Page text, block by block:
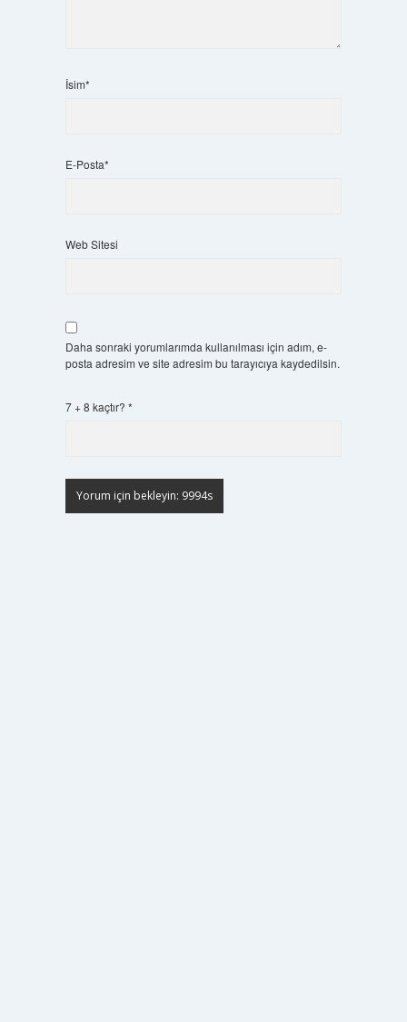
İsim*
E-Posta*
Web Sitesi
Daha sonraki yorumlarımda kullanılması için adım, e-
posta adresim ve site adresim bu tarayıcıya kaydedilsin.
7 + 8 kaçtır? *